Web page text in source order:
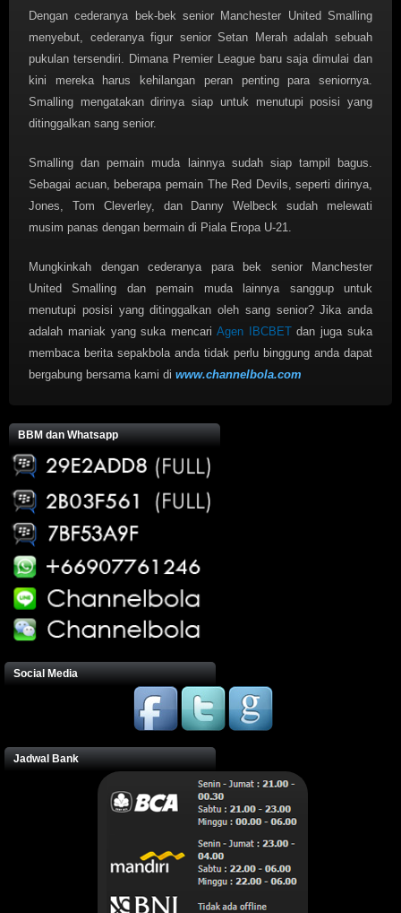
Dengan cederanya bek-bek senior Manchester United Smalling
menyebut, cederanya figur senior Setan Merah adalah sebuah
pukulan tersendiri. Dimana Premier League baru saja dimulai dan
kini mereka harus kehilangan peran penting para seniornya.
Smalling mengatakan dirinya siap untuk menutupi posisi yang
ditinggalkan sang senior.
Smalling dan pemain muda lainnya sudah siap tampil bagus.
Sebagai acuan, beberapa pemain The Red Devils, seperti dirinya,
Jones, Tom Cleverley, dan Danny Welbeck sudah melewati
musim panas dengan bermain di Piala Eropa U-21.
Mungkinkah dengan cederanya para bek senior Manchester
United Smalling dan pemain muda lainnya sanggup untuk
menutupi posisi yang ditinggalkan oleh sang senior? Jika anda
adalah maniak yang suka mencari Agen IBCBETdan juga suka
membaca berita sepakbola anda tidak perlu binggung anda dapat
bergabung bersama kami di www.channelbola.com
BBM dan Whatsapp
Social Media
Jadwal Bank